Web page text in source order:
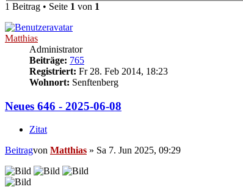
1 Beitrag • Seite 1 von 1
Matthias
Administrator
Beiträge: 765
Registriert: Fr 28. Feb 2014, 18:23
Wohnort: Senftenberg
Neues 646 - 2025-06-08
Zitat
Beitragvon Matthias » Sa 7. Jun 2025, 09:29